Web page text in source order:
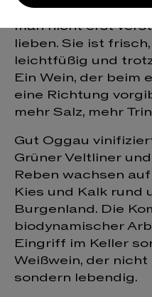
Theodora ist einer
man nicht erst
lieben. Sie ist
leichtfüßig und
Ein Wein, der beim
eine Richtung
mehr Salz, mehr
Gut Oggau
Grüner Veltliner
Reben wachsen
Kies und Kalk rund
Burgenland. Die
biodynamischer
Eingriff im Keller
Weißwein, der
sondern lebendig.